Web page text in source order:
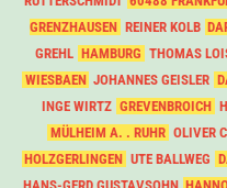
GRENZHAUSEN REINER KOLB
GREHL HAMBURG THOMAS
WIESBAEN JOHANNES GEISLER
INGE WIRTZ GREVENBROICH
MÜLHEIM A. . RUHR OLIVER
HOLZGERLINGEN UTE BALLWEG